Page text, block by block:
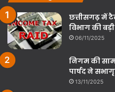
छत्तीसगढ़ में
विभाग की बड़ी
06/11/2025
निगम की
पार्षद ने
13/11/2025